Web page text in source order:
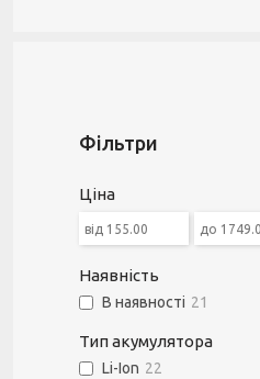
Фільтри
Ціна
Наявність
В наявності 21
Тип акумулятора
Li-Ion 22